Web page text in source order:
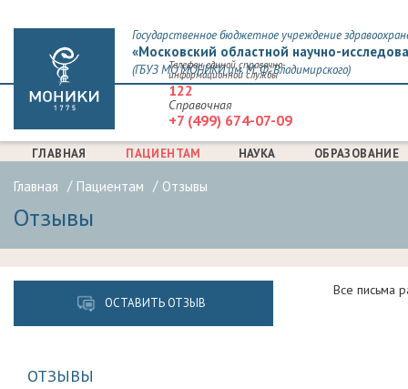
Государственное бюджетное учреждение
«Московский областной научно-
(ГБУЗ МО МОНИКИ им. М. Ф. Владимирского)
Телефон единой справочно-
информационной службы
122
Справочная
+7 (499) 674-07-09
ГЛАВНАЯ ПАЦИЕНТАМ НАУКА ОБРАЗОВАНИЕ
Главная Пациентам Отзывы
Отзывы
ОСТАВИТЬ ОТЗЫВ
Все письма
ОТЗЫВЫ